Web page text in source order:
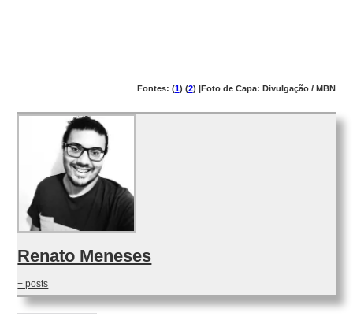
Fontes: (1) (2) |Foto de Capa: Divulgação / MBN
Renato Meneses
+ posts